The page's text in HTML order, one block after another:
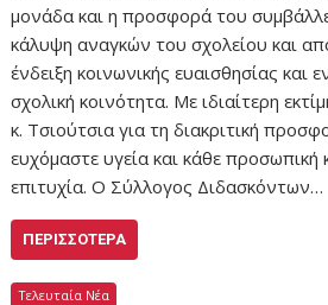
μονάδα και η προσφορά του
κάλυψη αναγκών του σχολείου και
ένδειξη κοινωνικής ευαισθησίας και
σχολική κοινότητα. Με ιδιαίτερη
κ. Τσιούτσια για τη διακριτική
ευχόμαστε υγεία και κάθε προσωπική
επιτυχία. Ο Σύλλογος Διδασκόντων…
ΠΕΡΙΣΣΌΤΕΡΑ
Τελευταία Νέα